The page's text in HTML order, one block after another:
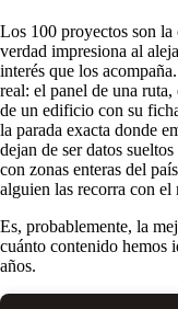
Los 100 proyectos son
verdad impresiona al
interés que los
real: el panel de una
de un edificio con su
la parada exacta donde
dejan de ser datos
con zonas enteras del
alguien las recorra con
Es, probablemente, la
cuánto contenido hemos
años.